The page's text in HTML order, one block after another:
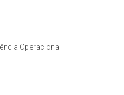
Operacional